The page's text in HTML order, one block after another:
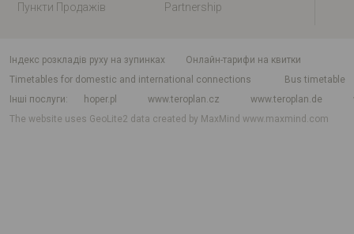
Пункти Продажів
Partnership
індекс розкладів руху на зупинках
Онлайн-тарифи на квитки
Timetables for domestic and international connections
Bus timetable
Інші послуги
hoper.pl www.teroplan.cz www.teroplan.de
The website uses GeoLite2 data created by MaxMindwww.maxmind.com